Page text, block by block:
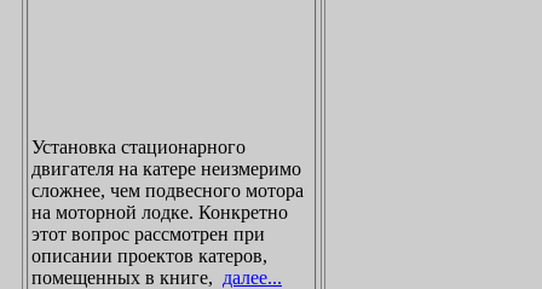
Установка стационарного
двигателя на катере неизмеримо
сложнее, чем подвесного мотора
на моторной лодке. Конкретно
этот вопрос рассмотрен при
описании проектов катеров,
помещенных в книге, далее...